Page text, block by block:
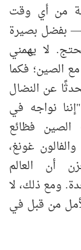
من أي وقت
— بفضل بصيرة
لا يهمني
الصين؛ فكما
في يونيو 1963، متحدثًا عن النضال
نواجه في
الصين فظائع
غونغ،
أن العالم
ومع ذلك، لا
من قبل في